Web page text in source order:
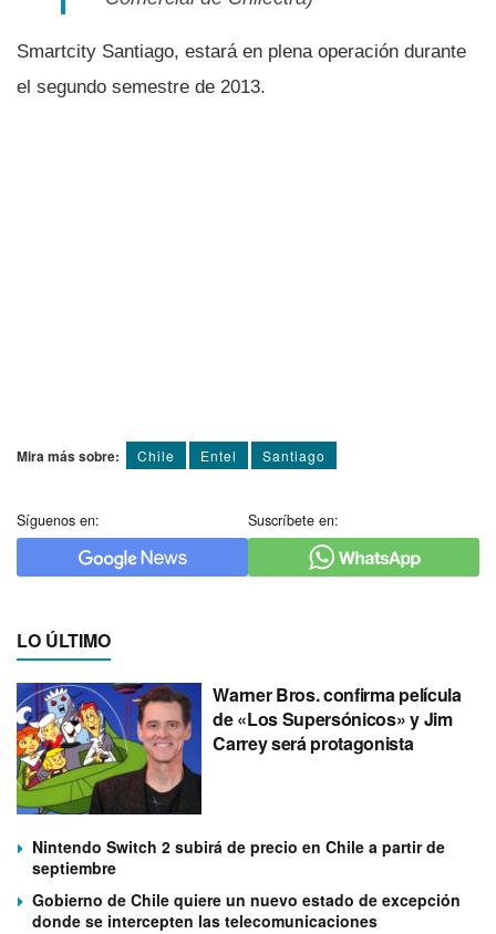
Smartcity Santiago, estará en plena operación durante
el segundo semestre de 2013.
Mira más sobre: Chile Entel Santiago
Síguenos en: Suscríbete en:
LO ÚLTIMO
Warner Bros. confirma película
de «Los Supersónicos» y Jim
Carrey será protagonista
Nintendo Switch 2 subirá de precio en Chile a partir de
septiembre
Gobierno de Chile quiere un nuevo estado de excepción
donde se intercepten las telecomunicaciones